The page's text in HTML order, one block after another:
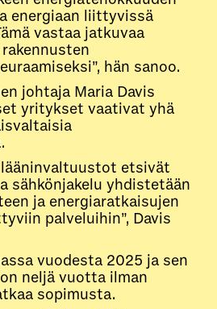
energiaan liittyvissä
vastaa jatkuvaa
hän sanoo.
johtaja Maria Davis
yritykset vaativat yhä
lääninvaltuustot etsivät
sähkönjakelu yhdistetään
ja energiaratkaisujen
palveluihin”, Davis
vuodesta 2025 ja sen
neljä vuotta ilman
sopimusta.